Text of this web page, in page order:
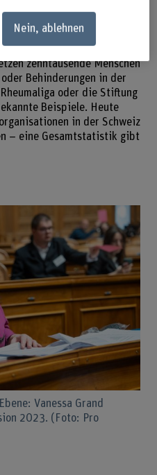
konnte.
zu verdanken
Patientenorganisationen
zehntausende Menschen
Behinderungen in der
oder die Stiftung
Beispiele. Heute
in der Schweiz
– eine Gesamtstatistik gibt
Vanessa Grand
2023. (Foto: Pro
Nein, ablehnen